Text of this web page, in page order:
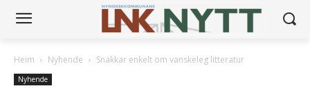
Heim Nyhende Snakkar enkelt om vanskeleg litteratur
Nyhende